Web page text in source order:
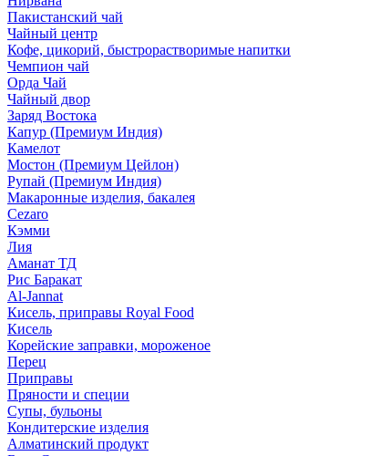
Пакистанский чай
Чайный центр
Кофе, цикорий, быстрорастворимые напитки
Чемпион чай
Орда Чай
Чайный двор
Заряд Востока
Капур (Премиум Индия)
Камелот
Мостон (Премиум Цейлон)
Рупай (Премиум Индия)
Макаронные изделия, бакалея
Cezaro
Кэмми
Лия
Аманат ТД
Рис Баракат
Al-Jannat
Кисель, приправы Royal Food
Кисель
Корейские заправки, мороженое
Перец
Приправы
Пряности и специи
Супы, бульоны
Кондитерские изделия
Алматинский продукт